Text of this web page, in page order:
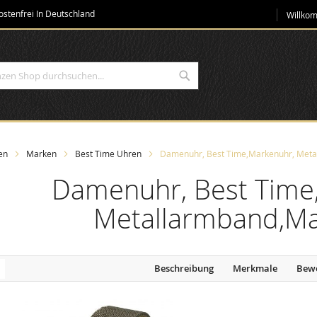
In Deutschland
zum
Marken Best Time Uhren Damenuhr, Best Time,Markenuhr,
Damenuhr, Best
Beschreibung Merkmale